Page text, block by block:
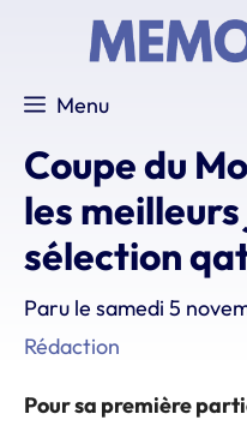
Menu
Coupe du
les
sélection
Paru le samedi 5
Rédaction
Pour sa première